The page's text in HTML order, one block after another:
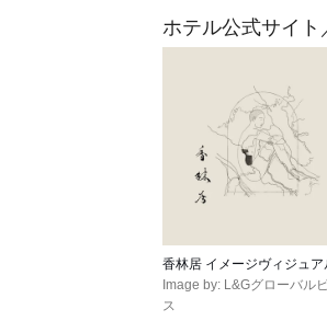
ホテル公式サイト
香林居 イメージヴィジュア
Image by: L&Gグローバル
ス